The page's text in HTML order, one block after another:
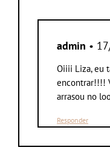
admin •
Oiiii Liza, eu
encontrar!!!!
arrasou no
Responder